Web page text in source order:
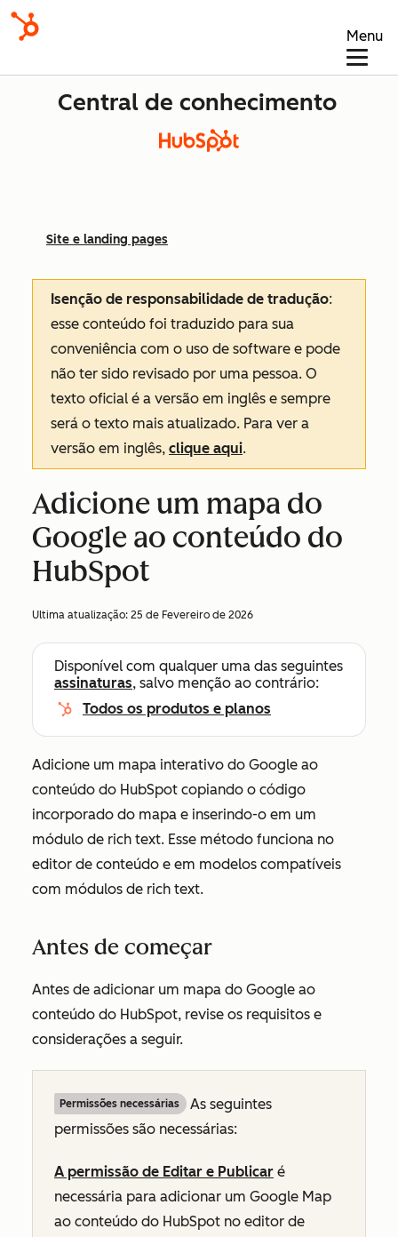
Menu
Central de conhecimento
Site e landing pages
Isenção de responsabilidade de tradução:
esse conteúdo foi traduzido para sua
conveniência com o uso de software e pode
não ter sido revisado por uma pessoa. O
texto oficial é a versão em inglês e sempre
será o texto mais atualizado. Para ver a
versão em inglês, clique aqui.
Adicione um mapa do
Google ao conteúdo do
HubSpot
Ultima atualização: 25 de Fevereiro de 2026
Disponível com qualquer uma das seguintes
assinaturas, salvo menção ao contrário:
Todos os produtos e planos
Adicione um mapa interativo do Google ao
conteúdo do HubSpot copiando o código
incorporado do mapa e inserindo-o em um
módulo de rich text. Esse método funciona no
editor de conteúdo e em modelos compatíveis
com módulos de rich text.
Antes de começar
Antes de adicionar um mapa do Google ao
conteúdo do HubSpot, revise os requisitos e
considerações a seguir.
Permissões necessárias
As seguintes
permissões são necessárias:
A permissão de Editar e Publicar é
necessária para adicionar um Google Map
ao conteúdo do HubSpot no editor de